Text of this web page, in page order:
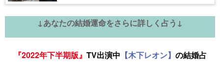
↓あなたの結婚運命をさらに詳しく占う↓
『2022年下半期版』 TV出演中 【木下レオン】 の結婚占